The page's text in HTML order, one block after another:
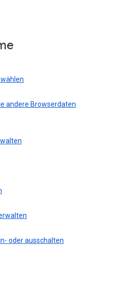
andere Browserdaten
oder ausschalten